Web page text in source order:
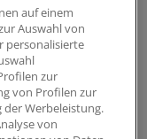
nach oben
in Form von
um 2020
auf einem
Auswahl von
personalisierte
zur
von Profilen zur
Werbeleistung.
von